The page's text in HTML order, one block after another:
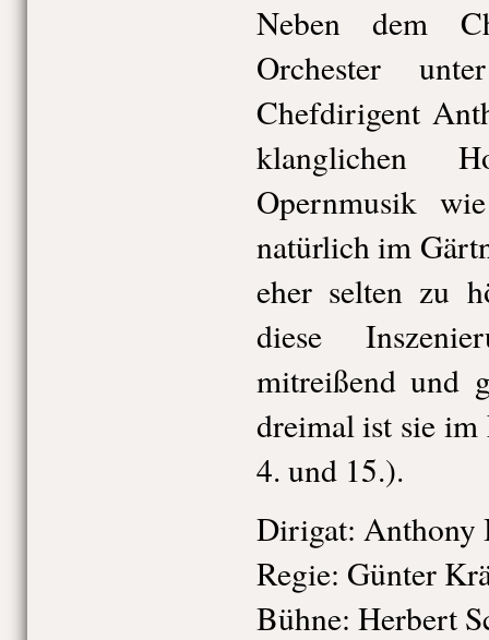
Neben dem
Orchester
Chefdirigent
klanglichen
Opernmusik
natürlich im
eher selten zu
diese
mitreißend und
dreimal ist sie im
4. und 15.).
Dirigat: Anthony
Regie: Günter
Bühne: Herbert